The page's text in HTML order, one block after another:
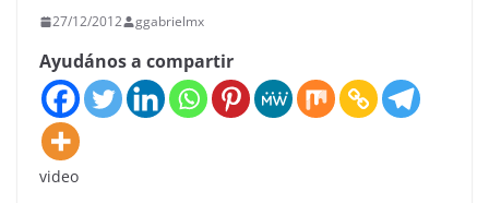
27/12/2012 ggabrielmx
Ayudános a compartir
video